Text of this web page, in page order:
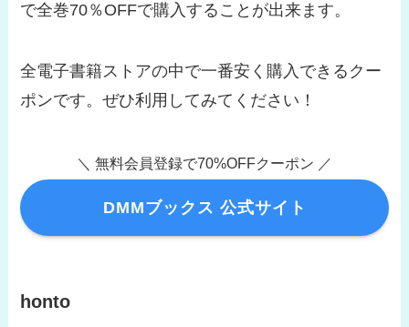
で全巻70％OFFで購入することが出来ます。
全電子書籍ストアの中で一番安く購入できるクー
ポンです。ぜひ利用してみてください！
＼ 無料会員登録で70%OFFクーポン ／
DMMブックス 公式サイト
honto